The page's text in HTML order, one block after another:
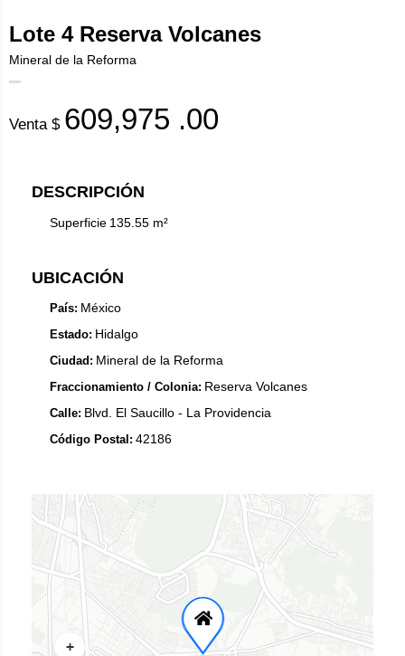
Lote 4 Reserva Volcanes
Mineral de la Reforma
Venta $ 609,975 .00
DESCRIPCIÓN
Superficie 135.55 m²
UBICACIÓN
País: México
Estado: Hidalgo
Ciudad: Mineral de la Reforma
Fraccionamiento / Colonia: Reserva Volcanes
Calle: Blvd. El Saucillo - La Providencia
Código Postal: 42186
+